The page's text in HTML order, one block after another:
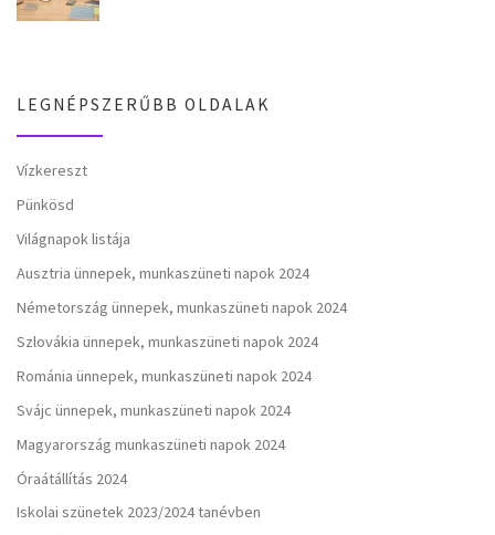
LEGNÉPSZERŰBB OLDALAK
Vízkereszt
Pünkösd
Világnapok listája
Ausztria ünnepek, munkaszüneti napok 2024
Németország ünnepek, munkaszüneti napok 2024
Szlovákia ünnepek, munkaszüneti napok 2024
Románia ünnepek, munkaszüneti napok 2024
Svájc ünnepek, munkaszüneti napok 2024
Magyarország munkaszüneti napok 2024
Óraátállítás 2024
Iskolai szünetek 2023/2024 tanévben